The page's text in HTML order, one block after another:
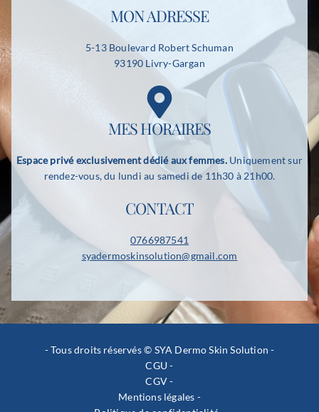
MON ADRESSE
5-13 Boulevard Robert Schuman
93190 Livry-Gargan
MES HORAIRES
Espace privé exclusivement dédié aux femmes.Uniquement sur
rendez-vous, du lundi au samedi de 11h30 à 21h00.
CONTACT
0766987541
syadermoskinsolution@gmail.com
- Tous droits réservés © SYA Dermo Skin Solution -
CGU-
CGV-
Mentions légales -